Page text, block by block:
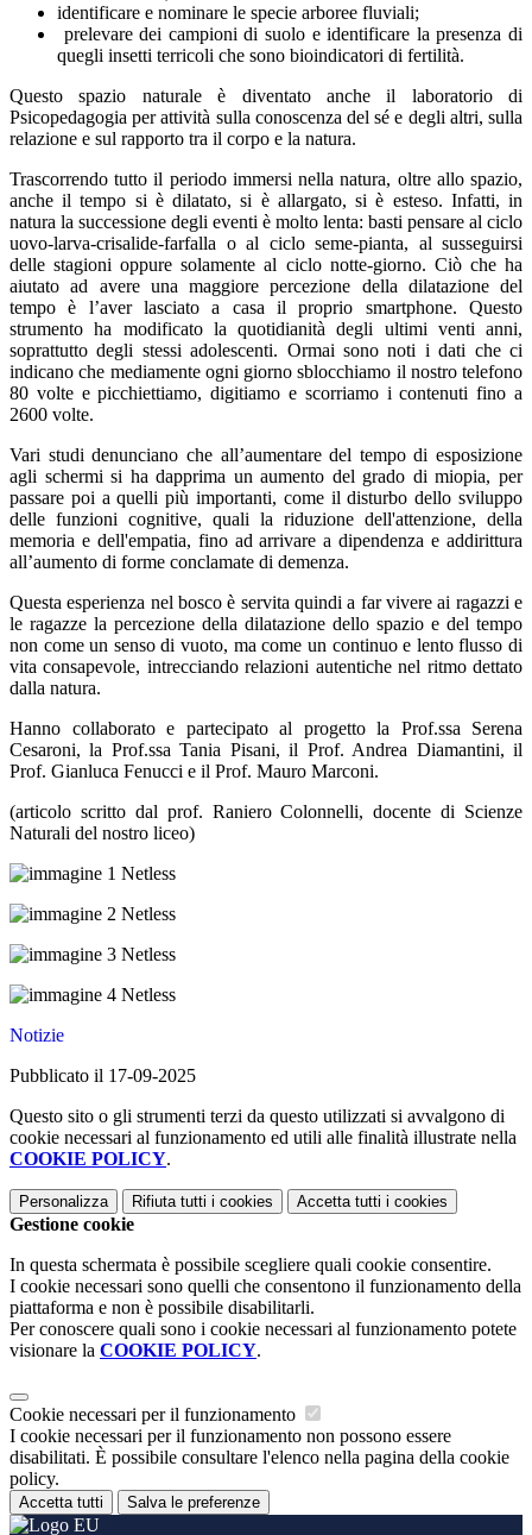
identificare e nominare le specie arboree fluviali;
prelevare dei campioni di suolo e identificare la presenza di
quegli insetti terricoli che sono bioindicatori di fertilità.
Questo spazio naturale è diventato anche il laboratorio di
Psicopedagogia per attività sulla conoscenza del sé e degli altri, sulla
relazione e sul rapporto tra il corpo e la natura.
Trascorrendo tutto il periodo immersi nella natura, oltre allo spazio,
anche il tempo si è dilatato, si è allargato, si è esteso. Infatti, in
natura la successione degli eventi è molto lenta: basti pensare al ciclo
uovo-larva-crisalide-farfalla o al ciclo seme-pianta, al susseguirsi
delle stagioni oppure solamente al ciclo notte-giorno. Ciò che ha
aiutato ad avere una maggiore percezione della dilatazione del
tempo è l’aver lasciato a casa il proprio smartphone. Questo
strumento ha modificato la quotidianità degli ultimi venti anni,
soprattutto degli stessi adolescenti. Ormai sono noti i dati che ci
indicano che mediamente ogni giorno sblocchiamo il nostro telefono
80 volte e picchiettiamo, digitiamo e scorriamo i contenuti fino a
2600 volte.
Vari studi denunciano che all’aumentare del tempo di esposizione
agli schermi si ha dapprima un aumento del grado di miopia, per
passare poi a quelli più importanti, come il disturbo dello sviluppo
delle funzioni cognitive, quali la riduzione dell'attenzione, della
memoria e dell'empatia, fino ad arrivare a dipendenza e addirittura
all’aumento di forme conclamate di demenza.
Questa esperienza nel bosco è servita quindi a far vivere ai ragazzi e
le ragazze la percezione della dilatazione dello spazio e del tempo
non come un senso di vuoto, ma come un continuo e lento flusso di
vita consapevole, intrecciando relazioni autentiche nel ritmo dettato
dalla natura.
Hanno collaborato e partecipato al progetto la Prof.ssa Serena
Cesaroni, la Prof.ssa Tania Pisani, il Prof. Andrea Diamantini, il
Prof. Gianluca Fenucci e il Prof. Mauro Marconi.
(articolo scritto dal prof. Raniero Colonnelli, docente di Scienze
Naturali del nostro liceo)
Notizie
Pubblicato il 17-09-2025
Questo sito o gli strumenti terzi da questo utilizzati si avvalgono di
cookie necessari al funzionamento ed utili alle finalità illustrate nella
COOKIE POLICY.
Personalizza Rifiuta tutti i cookies Accetta tutti i cookies
Gestione cookie
In questa schermata è possibile scegliere quali cookie consentire.
I cookie necessari sono quelli che consentono il funzionamento della
piattaforma e non è possibile disabilitarli.
Per conoscere quali sono i cookie necessari al funzionamento potete
visionare la COOKIE POLICY.
Cookie necessari per il funzionamento
I cookie necessari per il funzionamento non possono essere
disabilitati. È possibile consultare l'elenco nella pagina della cookie
policy.
Accetta tutti Salva le preferenze